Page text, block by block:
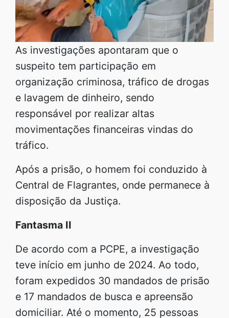
As investigações apontaram que o
suspeito tem participação em
organização criminosa, tráfico de drogas
e lavagem de dinheiro, sendo
responsável por realizar altas
movimentações financeiras vindas do
tráfico.
Após a prisão, o homem foi conduzido à
Central de Flagrantes, onde permanece à
disposição da Justiça.
Fantasma II
De acordo com a PCPE, a investigação
teve início em junho de 2024. Ao todo,
foram expedidos 30 mandados de prisão
e 17 mandados de busca e apreensão
domiciliar. Até o momento, 25 pessoas